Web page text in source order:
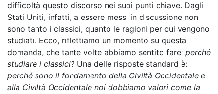
difficoltà questo discorso nei suoi punti chiave. Dagli
Stati Uniti, infatti, a essere messi in discussione non
sono tanto i classici, quanto le ragioni per cui vengono
studiati. Ecco, riflettiamo un momento su questa
domanda, che tante volte abbiamo sentito fare: perché
studiare i classici? Una delle risposte standard è:
perché sono il fondamento della Civiltà Occidentale e
alla Civiltà Occidentale noi dobbiamo valori come la